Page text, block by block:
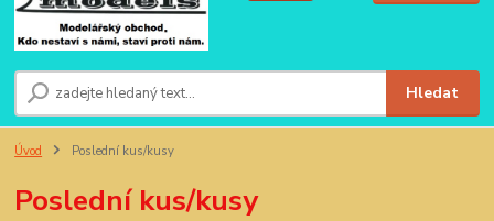
Hledat
Úvod Poslední kus/kusy
Poslední kus/kusy